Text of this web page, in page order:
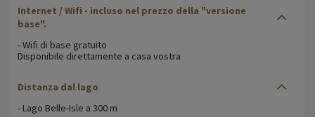
Internet / Wifi - incluso nel prezzo della "versione
base".
- Wifi di base gratuito
Disponibile direttamente a casa vostra
Distanza dal lago
- Lago Belle-Isle a 300 m